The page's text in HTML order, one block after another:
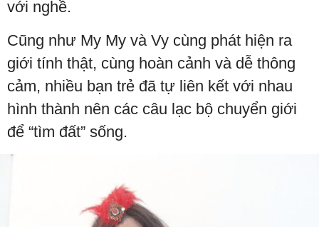
với nghề.
Cũng như My My và Vy cùng phát hiện ra
giới tính thật, cùng hoàn cảnh và dễ thông
cảm, nhiều bạn trẻ đã tự liên kết với nhau
hình thành nên các câu lạc bộ chuyển giới
để “tìm đất” sống.